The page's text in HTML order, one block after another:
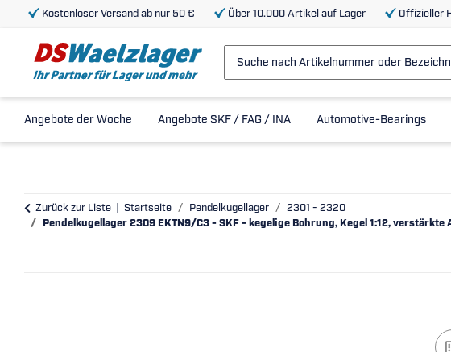
Kostenloser Versand ab nur 50 € Über 10.000 Artikel auf Lager Offizieller
Angebote der Woche Angebote SKF / FAG / INA Automotive-Bearings
Zurück zur Liste Startseite Pendelkugellager
2301 - 2320
Pendelkugellager 2309 EKTN9/C3 - SKF - kegelige Bohrung, Kegel 1:12,